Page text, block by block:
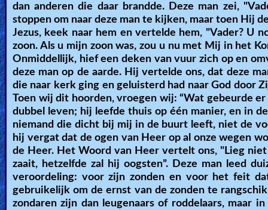
dan anderen die daar brandde. Deze man zei,
stoppen om naar deze man te kijken, maar toen Hij
Jezus, keek naar hem en vertelde hem, "Vader? U
zoon. Als u mijn zoon was, zou u nu met Mij in het
Onmiddellijk, hief een deken van vuur zich op en
deze man op de aarde. Hij vertelde ons, dat deze
die naar kerk ging en geluisterd had naar God door
Toen wij dit hoorden, vroegen wij: “Wat gebeurde
dubbel leven; hij leefde thuis op één manier, en in
niemand die dicht bij mij in de buurt leeft, niet de
hij vergat dat de ogen van Heer op al onze wegen
de Heer. Het Woord van Heer vertelt ons, "Lieg
zaait, hetzelfde zal hij oogsten”. Deze man leed
veroordeling: voor zijn zonden en voor het feit
gebruikelijk om de ernst van de zonden te
zondaren zijn dan leugenaars of roddelaars, maar